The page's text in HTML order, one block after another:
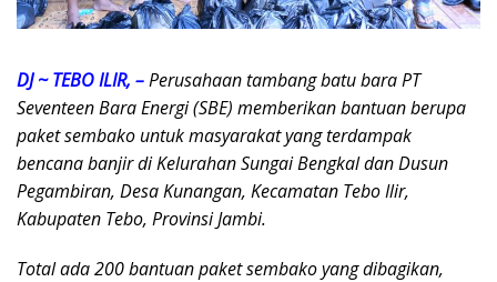
DJ ~ TEBO ILIR, –Perusahaan tambang batu bara PT
Seventeen Bara Energi (SBE) memberikan bantuan berupa
paket sembako untuk masyarakat yang terdampak
bencana banjir di Kelurahan Sungai Bengkal dan Dusun
Pegambiran, Desa Kunangan, Kecamatan Tebo Ilir,
Kabupaten Tebo, Provinsi Jambi.
Total ada 200 bantuan paket sembako yang dibagikan,